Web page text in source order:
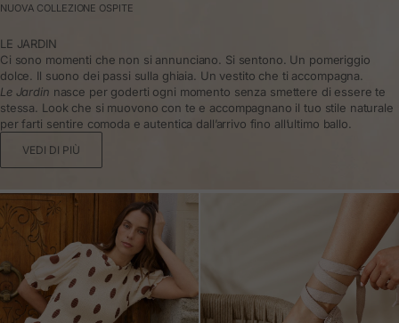
NUOVA COLLEZIONE OSPITE
LE JARDIN
Ci sono momenti che non si annunciano. Si sentono. Un pomeriggio
dolce. Il suono dei passi sulla ghiaia. Un vestito che ti accompagna.
Le Jardin nasce per goderti ogni momento senza smettere di essere te
stessa. Look che si muovono con te e accompagnano il tuo stile naturale
per farti sentire comoda e autentica dall’arrivo fino all’ultimo ballo.
VEDI DI PIÙ